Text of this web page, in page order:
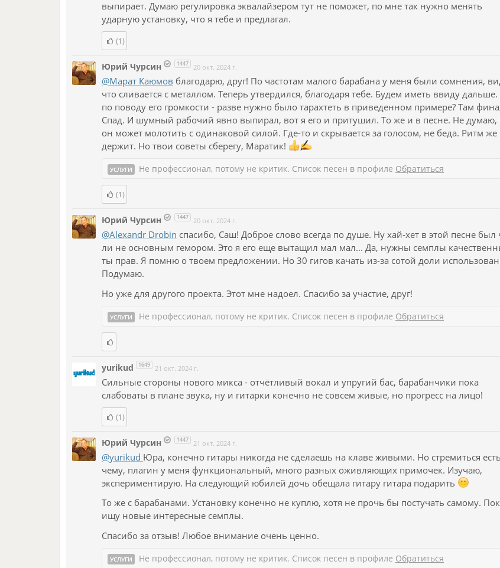
выпирает. Думаю регулировка эквалайзером тут не поможет, по мне так нужно менять
ударную установку, что я тебе и предлагал.
(1)
Юрий Чурсин 1447 20 окт. 2024 г.
@Марат Каюмов благодарю, друг! По частотам малого барабана у меня были сомнения,
что сливается с металлом. Теперь утвердился, благодаря тебе. Будем иметь ввиду дальше.
по поводу его громкости - разве нужно было тарахтеть в приведенном примере? Там
Спад. И шумный рабочий явно выпирал, вот я его и притушил. То же и в песне. Не думаю,
он может молотить с одинаковой силой. Где-то и скрывается за голосом, не беда. Ритм же
держит. Но твои советы сберегу, Маратик!
УСЛУГИ Не профессионал, потому не критик. Список песен в профиле Обратиться
(1)
Юрий Чурсин 1447 20 окт. 2024 г.
@Alexandr Drobin спасибо, Саш! Доброе слово всегда по душе. Ну хай-хет в этой песне был
ли не основным гемором. Это я его еще вытащил мал мал... Да, нужны семплы
ты прав. Я помню о твоем предложении. Но 30 гигов качать из-за сотой доли
Подумаю.
Но уже для другого проекта. Этот мне надоел. Спасибо за участие, друг!
УСЛУГИ Не профессионал, потому не критик. Список песен в профиле Обратиться
yurikud 1649 21 окт. 2024 г.
Сильные стороны нового микса - отчётливый вокал и упругий бас, барабанчики пока
слабоваты в плане звука, ну и гитарки конечно не совсем живые, но прогресс на лицо!
(1)
Юрий Чурсин 1447 21 окт. 2024 г.
@yurikud Юра, конечно гитары никогда не сделаешь на клаве живыми. Но стремиться
чему, плагин у меня функциональный, много разных оживляющих примочек. Изучаю,
экспериментирую. На следующий юбилей дочь обещала гитару гитара подарить
То же с барабанами. Установку конечно не куплю, хотя не прочь бы постучать самому.
ищу новые интересные семплы.
Спасибо за отзыв! Любое внимание очень ценно.
УСЛУГИ Не профессионал, потому не критик. Список песен в профиле Обратиться